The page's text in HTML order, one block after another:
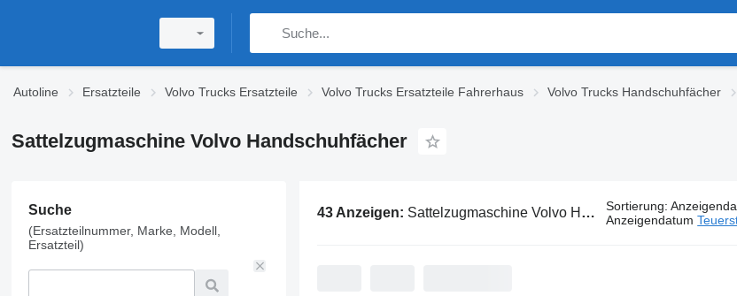
Autoline Ersatzteile Volvo Trucks Ersatzteile Volvo Trucks Ersatzteile Fahrerhaus Volvo Trucks Handschuhfächer
Sattelzugmaschine Volvo Handschuhfächer
Suche
(Ersatzteilnummer, Marke, Modell,
Ersatzteil)
43 Anzeigen: Sattelzugmaschine Volvo Handschuhfächer Sortierung:
Anzeigendatum